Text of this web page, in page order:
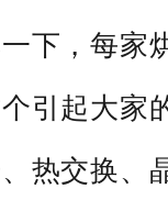
，每家
引起大家
热交换、